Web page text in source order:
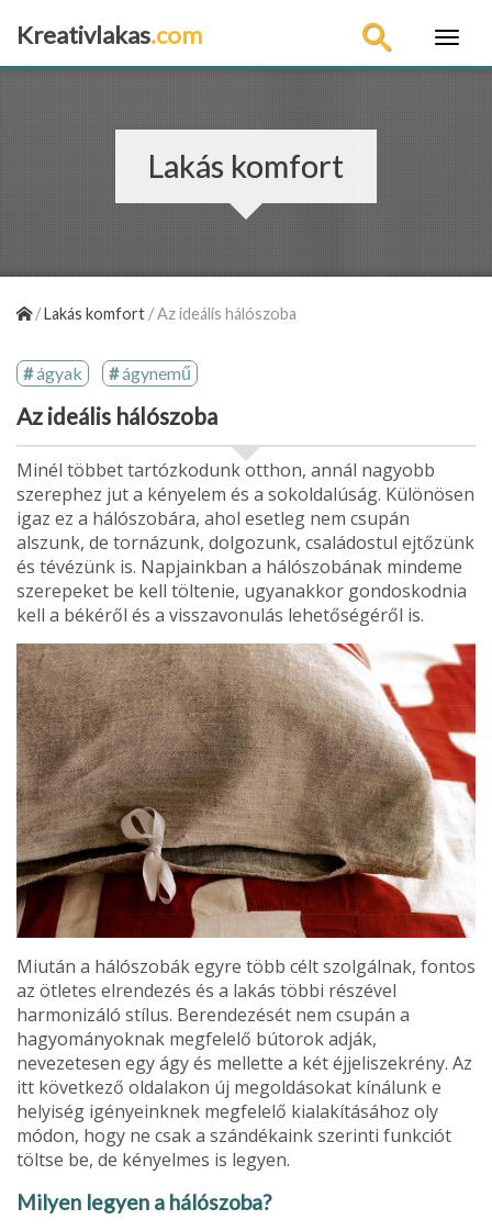
Kreativlakas.com
Lakás komfort
/Lakás komfort /Az ideális hálószoba
ágyak ágynemű
Az ideális hálószoba
Minél többet tartózkodunk otthon, annál nagyobb
szerephez jut a kényelem és a sokoldalúság. Különösen
igaz ez a hálószobára, ahol esetleg nem csupán
alszunk, de tornázunk, dolgozunk, családostul ejtőzünk
és tévézünk is. Napjainkban a hálószobának mindeme
szerepeket be kell töltenie, ugyanakkor gondoskodnia
kell a békéről és a visszavonulás lehetőségéről is.
Miután a hálószobák egyre több célt szolgálnak, fontos
az ötletes elrendezés és a lakás többi részével
harmonizáló stílus. Berendezését nem csupán a
hagyományoknak megfelelő bútorok adják,
nevezetesen egy ágy és mellette a két éjjeliszekrény. Az
itt következő oldalakon új megoldásokat kínálunk e
helyiség igényeinknek megfelelő kialakításához oly
módon, hogy ne csak a szándékaink szerinti funkciót
töltse be, de kényelmes is legyen.
Milyen legyen a hálószoba?